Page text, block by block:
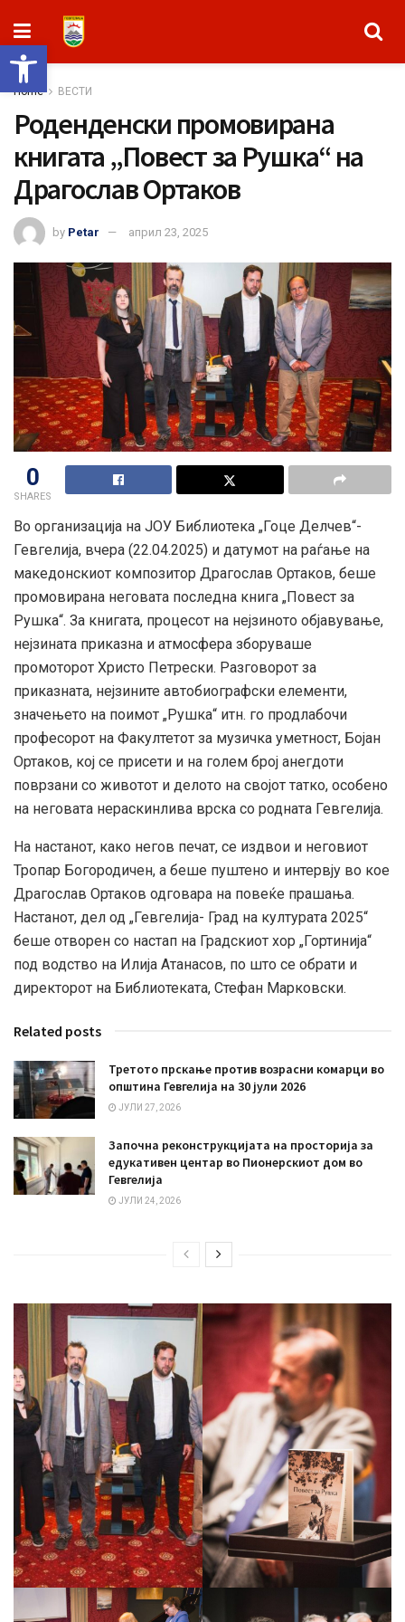
Open toolbar
Home ВЕСТИ
Роденденски промовирана
книгата „Повест за Рушка“ на
Драгослав Ортаков
by Petar април 23, 2025
0
SHARES
Во организација на ЈОУ Библиотека „Гоце Делчев“-
Гевгелија, вчера (22.04.2025) и датумот на раѓање на
македонскиот композитор Драгослав Ортаков, беше
промовирана неговата последна книга „Повест за
Рушка“. За книгата, процесот на нејзиното објавување,
нејзината приказна и атмосфера зборуваше
промоторот Христо Петрески. Разговорот за
приказната, нејзините автобиографски елементи,
значењето на поимот „Рушка“ итн. го продлабочи
професорот на Факултетот за музичка уметност, Бојан
Ортаков, кој се присети и на голем број анегдоти
поврзани со животот и делото на својот татко, особено
на неговата нераскинлива врска со родната Гевгелија.
На настанот, како негов печат, се издвои и неговиот
Тропар Богородичен, а беше пуштено и интервју во кое
Драгослав Ортаков одговара на повеќе прашања.
Настанот, дел од „Гевгелија- Град на културата 2025“
беше отворен со настап на Градскиот хор „Гортинија“
под водство на Илија Атанасов, по што се обрати и
директорот на Библиотеката, Стефан Марковски.
Related posts
Третото прскање против возрасни комарци во
општина Гевгелија на 30 јули 2026
ЈУЛИ 27, 2026
Започна реконструкцијата на просторија за
едукативен центар во Пионерскиот дом во
Гевгелија
ЈУЛИ 24, 2026